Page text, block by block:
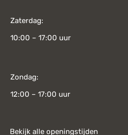
Zaterdag:
10:00 – 17:00 uur
Zondag:
12:00 – 17:00 uur
Bekijk alle openingstijden